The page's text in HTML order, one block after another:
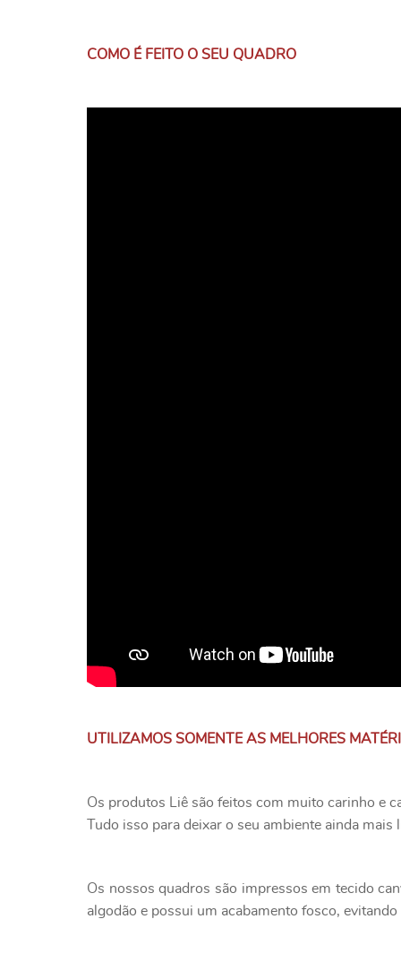
COMO É FEITO O SEU QUADRO
UTILIZAMOS SOMENTE AS MELHORES
Os produtos Liê são feitos com muito carinho e
Tudo isso para deixar o seu ambiente ainda mais
Os nossos quadros são impressos em tecido
algodão e possui um acabamento fosco,